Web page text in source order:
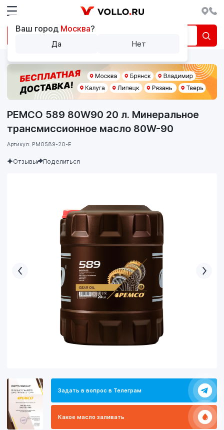
Задать в вопрос в Телеграм
Какое масло заливать
PEMCO 589 80W90 20 л. Минеральное
трансмиссионное масло 80W-90
Артикул: PM0589-20-E
Отзывы Поделиться
Ваш город Москва?
Да Нет